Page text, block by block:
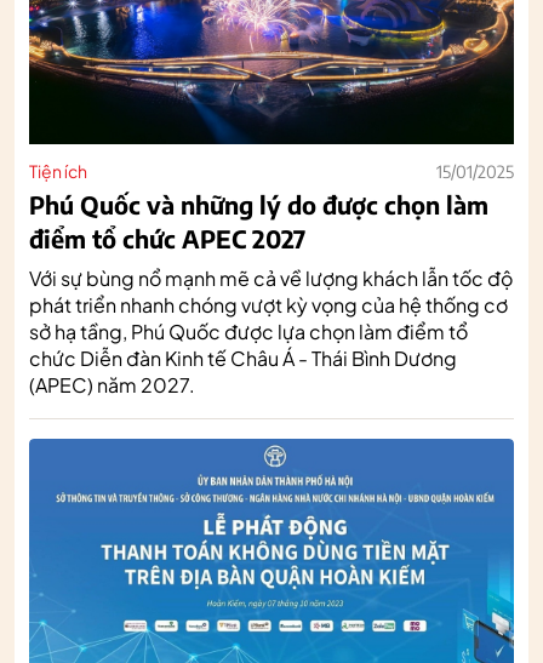
Tiện ích 15/01/2025
Phú Quốc và những lý do được chọn làm
điểm tổ chức APEC 2027
Với sự bùng nổ mạnh mẽ cả về lượng khách lẫn tốc độ
phát triển nhanh chóng vượt kỳ vọng của hệ thống cơ
sở hạ tầng, Phú Quốc được lựa chọn làm điểm tổ
chức Diễn đàn Kinh tế Châu Á - Thái Bình Dương
(APEC) năm 2027.